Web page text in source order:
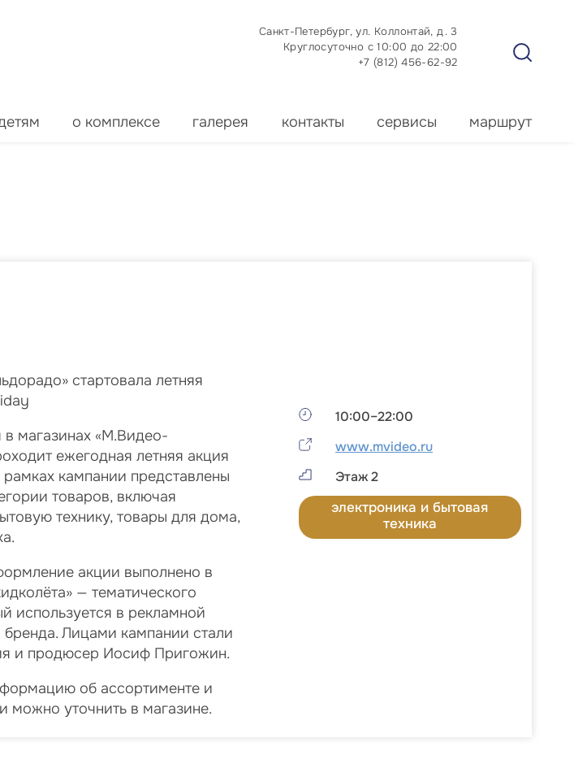
Санкт-Петербург, ул. Коллонтай, д. 3
Круглосуточно с 10:00 до 22:00
+7 (812) 456-62-92
о комплексе галерея контакты сервисы маршрут
стартовала летняя
магазинах «М.Видео-
ежегодная летняя акция
кампании представлены
товаров, включая
технику, товары для дома,
акции выполнено в
— тематического
используется в рекламной
Лицами кампании стали
и продюсер Иосиф Пригожин.
об ассортименте и
можно уточнить в магазине.
10:00–22:00
www.mvideo.ru
Этаж 2
электроника и бытовая
техника